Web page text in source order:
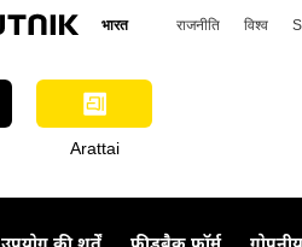
भारत राजनीति विश्व
Arattai